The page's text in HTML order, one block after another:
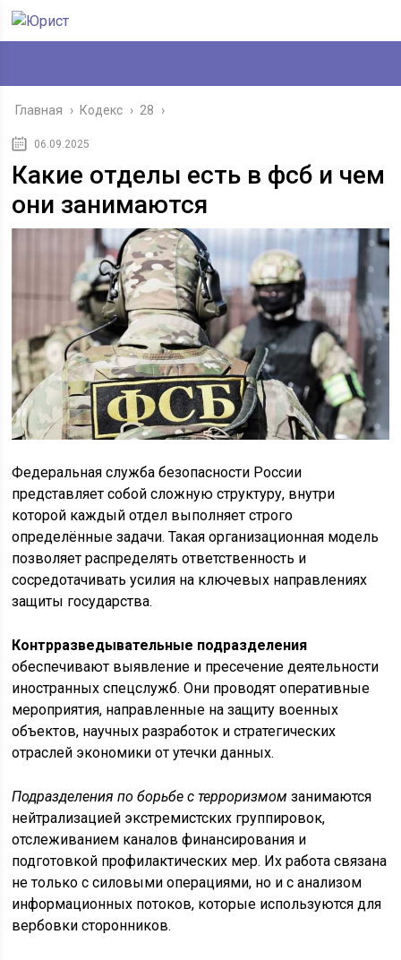
Главная › Кодекс › 28 ›
06.09.2025
Какие отделы есть в фсб и чем
они занимаются
Федеральная служба безопасности России
представляет собой сложную структуру, внутри
которой каждый отдел выполняет строго
определённые задачи. Такая организационная модель
позволяет распределять ответственность и
сосредотачивать усилия на ключевых направлениях
защиты государства.
Контрразведывательные подразделения
обеспечивают выявление и пресечение деятельности
иностранных спецслужб. Они проводят оперативные
мероприятия, направленные на защиту военных
объектов, научных разработок и стратегических
отраслей экономики от утечки данных.
Подразделения по борьбе с терроризмом занимаются
нейтрализацией экстремистских группировок,
отслеживанием каналов финансирования и
подготовкой профилактических мер. Их работа связана
не только с силовыми операциями, но и с анализом
информационных потоков, которые используются для
вербовки сторонников.